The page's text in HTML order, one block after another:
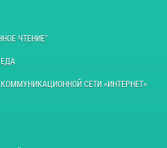
ЧТЕНИЕ"
СЕТИ «ИНТЕРНЕТ»